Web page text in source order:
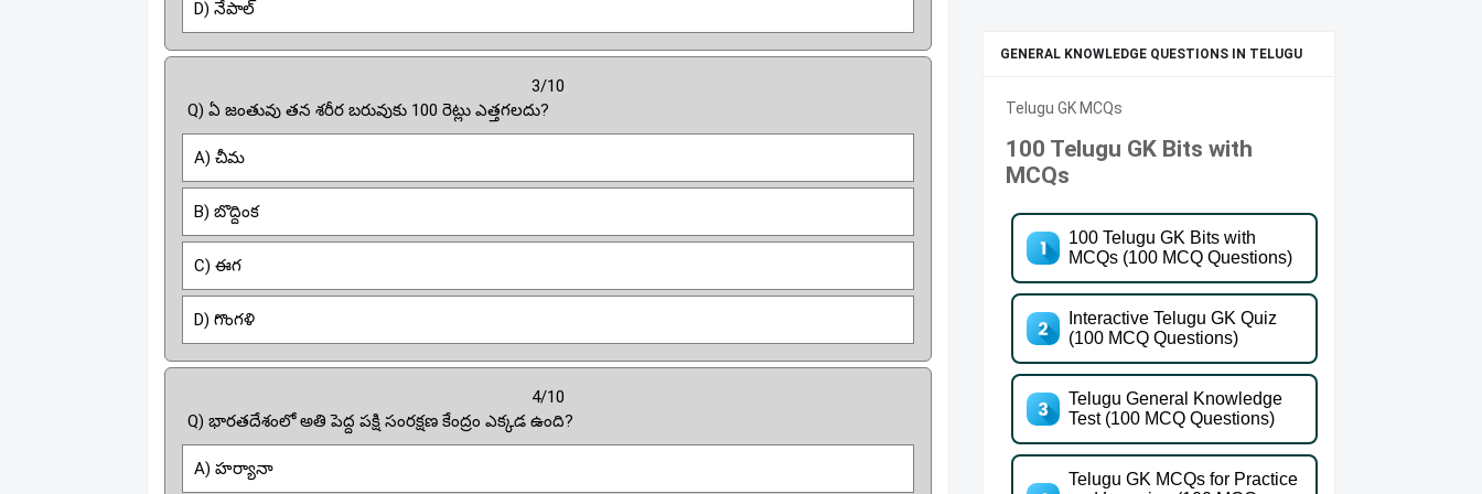
D) నేపాల్
3/10
Q) ఏ జంతువు తన శరీర బరువుకు 100 రెట్లు ఎత్తగలదు?
A) చీమ
B) బొద్దింక
C) ఈగ
D) గొంగళి
4/10
Q) భారతదేశంలో అతి పెద్ద పక్షి సంరక్షణ కేంద్రం ఎక్కడ ఉంది?
A) హర్యానా
GENERAL KNOWLEDGE QUESTIONS IN TELUGU
Telugu GK MCQs
100 Telugu GK Bits with
MCQs
100 Telugu GK Bits with
MCQs (100 MCQ Questions)
Interactive Telugu GK Quiz
(100 MCQ Questions)
Telugu General Knowledge
Test (100 MCQ Questions)
Telugu GK MCQs for Practice